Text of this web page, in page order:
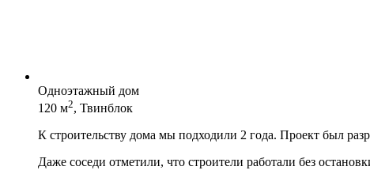
Одноэтажный дом
120 м2, Твинблок
К строительству дома мы подходили 2 года. Проект был
Даже соседи отметили, что строители работали без